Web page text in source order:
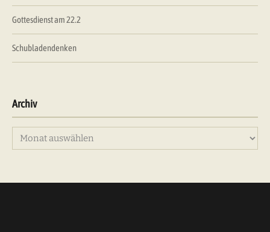
Gottesdienst am 22.2
Schubladendenken
Archiv
Archiv